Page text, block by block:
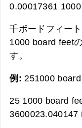
0.00017361
千ボードフィー
1000 board feet
す。
例: 251000
25 1000 board
3600023.040147